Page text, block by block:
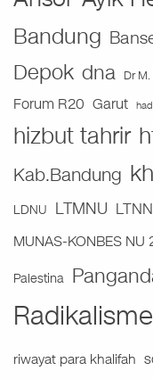
Bandung
Depok dna Dr
Forum R20 Garut
hizbut tahrir
Kab.Bandung
LDNU LTMNU
MUNAS-KONBES NU
Palestina
Radikalisme
riwayat para khalifah